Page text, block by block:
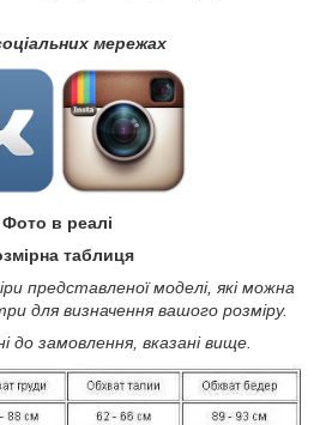
мережах
Фото в реалі
таблиця
представленої моделі, які можна
для визначення вашого розміру.
до замовлення, вказані вище.